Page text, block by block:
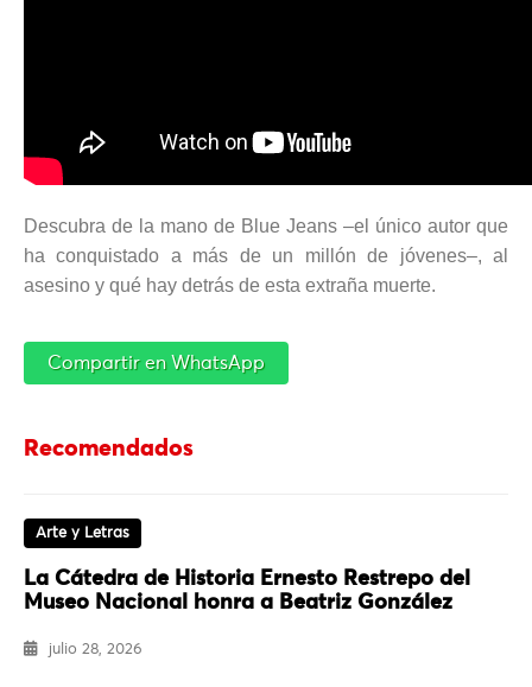
Descubra de la mano de Blue Jeans –el único autor que
ha conquistado a más de un millón de jóvenes–, al
asesino y qué hay detrás de esta extraña muerte.
Compartir en WhatsApp
Recomendados
Arte y Letras
La Cátedra de Historia Ernesto Restrepo del
Museo Nacional honra a Beatriz González
julio 28, 2026